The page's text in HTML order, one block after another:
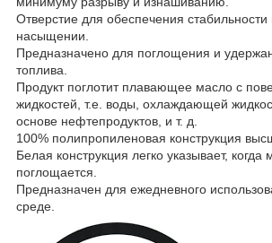
Отверстие для обеспечения
насыщении.
Предназначено для поглощения и
топлива.
Продукт поглотит плавающее масло с
жидкостей, т.е. воды, охлаждающей
основе нефтепродуктов, и т. д.
100% полипропиленовая конструкция
Белая конструкция легко указывает, когда
поглощается.
Предназначен для ежедневного
среде.